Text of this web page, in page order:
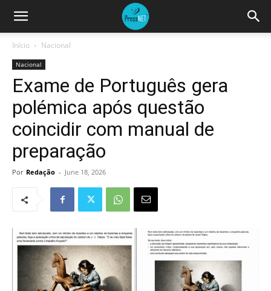
Início Nacional
Nacional
Exame de Português gera
polémica após questão
coincidir com manual de
preparação
Por Redação - June 18, 2026